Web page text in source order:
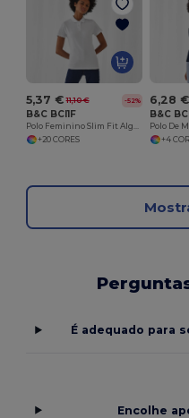
5,37 € 11,10 € -52%
B&C BCI1F
Polo Feminino Slim Fit Algodão B&C BCI1F
+20 CORES
6,28 €
B&C
Polo De
+4
É adequado para
Encolhe